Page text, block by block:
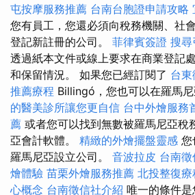
屯按摩服務推薦 台南台胞證申請攻略
您有員工，您還必須向稅務機關、社
登記新註冊的公司。 菲律賓簽證 搜尋
透過紙本文件或線上要求在商業登記
和保留情況。 如果您已經訂閱了 台
推薦療程 Billingó，您也可以在羅馬尼
的醫美診所讓您更自信 台中外燴服務
薦 或者您可以找到無數被羅馬尼亞稅
亞會計軟體。 精緻的外燴擺盤靈感 您
羅馬尼亞設立公司。 音波拉皮 台南
燴體驗 苗栗外燴服務推薦 北投整復療
心概念 台南徵信社介紹 唯一的條件